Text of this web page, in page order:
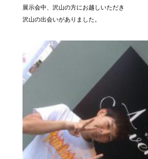
展示会中、沢山の方にお越しいただき
沢山の出会いがありました。